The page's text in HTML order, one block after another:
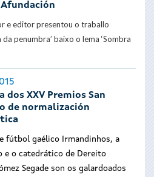
Afundación
e editor presentou o traballo
da penumbra’ baixo o lema ‘Sombra
dos XXV Premios San
de normalización
fútbol gaélico Irmandinhos, a
e o catedrático de Dereito
Segade son os galardoados